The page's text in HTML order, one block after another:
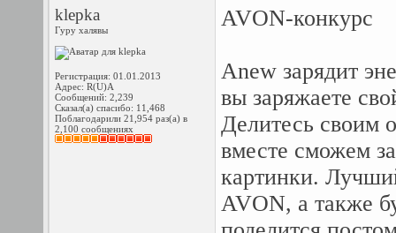
klepka
Гуру халявы
Регистрация: 01.01.2013
Адрес: R(U)A
Сообщений: 2,239
Сказал(а) спасибо: 11,468
Поблагодарили 21,954 раз(а) в
2,100 сообщениях
AVON-конкурс
Anew зарядит
вы заряжаете
Делитесь своим
вместе сможем
картинки.
AVON, а также